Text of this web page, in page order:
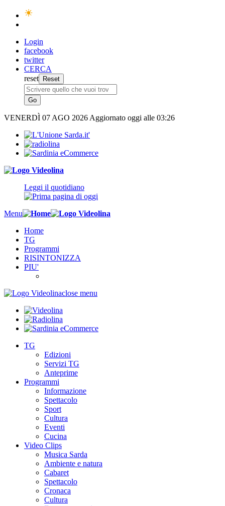
Login
facebook
twitter
CERCA
reset
VENERDÌ 07 AGO 2026 Aggiornato oggi alle 03:26
Leggi il quotidiano
Menu
Home
TG
Programmi
RISINTONIZZA
PIU'
close menu
TG
Edizioni
Servizi TG
Anteprime
Programmi
Informazione
Spettacolo
Sport
Cultura
Eventi
Cucina
Video Clips
Musica Sarda
Ambiente e natura
Cabaret
Spettacolo
Cronaca
Cultura